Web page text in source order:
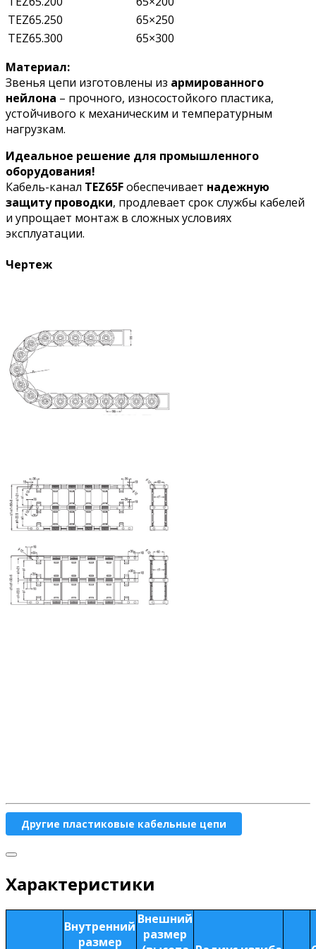
TEZ65.250
65×250
TEZ65.300
65×300
Материал:
Звенья цепи изготовлены из армированного
нейлона – прочного, износостойкого пластика,
устойчивого к механическим и температурным
нагрузкам.
Идеальное решение для промышленного
оборудования!
Кабель-канал TEZ65Fобеспечивает надежную
защиту проводки, продлевает срок службы кабелей
и упрощает монтаж в сложных условиях
эксплуатации.
Чертеж
Другие пластиковые кабельные цепи
Характеристики
Внутренний
размер
Внешний
размер